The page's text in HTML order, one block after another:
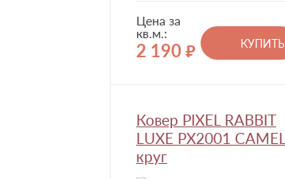
Цена за
кв.м.:
2 190 руб.
КУПИТЬ
Ковер PIXEL RABBIT
LUXE PX2001 CAMEL
круг